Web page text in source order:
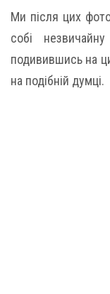
Ми після цих
собі
подивившись на
на подібній думці.